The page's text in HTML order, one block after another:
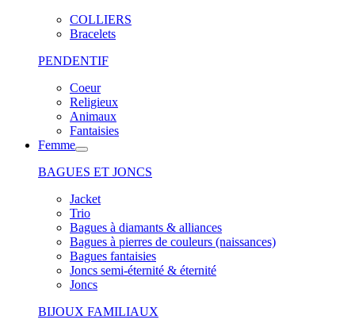
COLLIERS
Bracelets
PENDENTIF
Coeur
Religieux
Animaux
Fantaisies
Femme
BAGUES ET JONCS
Jacket
Trio
Bagues à diamants & alliances
Bagues à pierres de couleurs (naissances)
Bagues fantaisies
Joncs semi-éternité & éternité
Joncs
BIJOUX FAMILIAUX